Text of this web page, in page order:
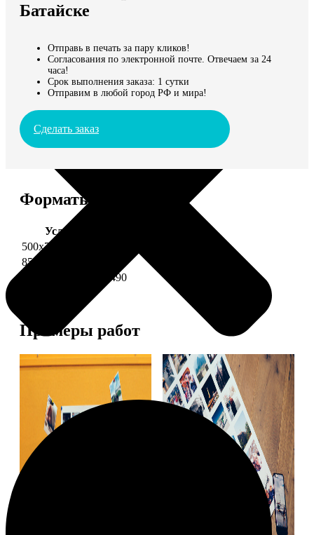
Продолжить без города
Батайске
Отправь в печать за пару кликов!
Согласования по электронной почте. Отвечаем за 24
часа!
Срок выполнения заказа: 1 сутки
Отправим в любой город РФ и мира!
Сделать заказ
Форматы и цены
Услуга
500х700 глянец
850х600 глянец
5490
Примеры работ